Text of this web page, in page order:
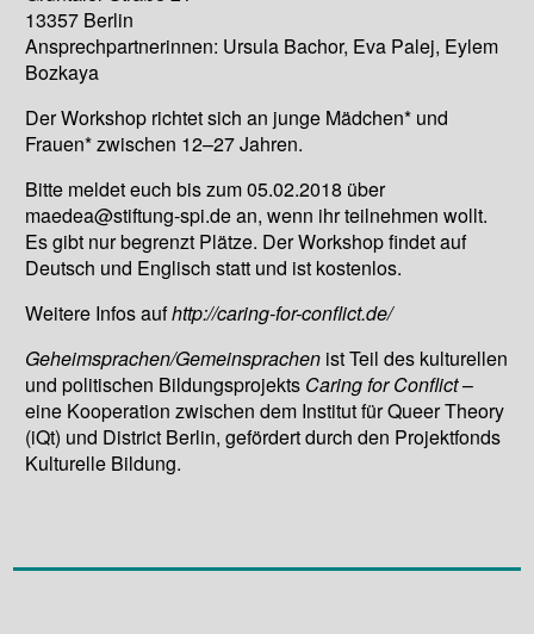
13357 Berlin
Ansprechpartnerinnen: Ursula Bachor, Eva Palej, Eylem
Bozkaya
Der Workshop richtet sich an junge Mädchen* und
Frauen* zwischen 12–27 Jahren.
Bitte meldet euch bis zum 05.02.2018 über
maedea@stiftung-spi.de an, wenn ihr teilnehmen wollt.
Es gibt nur begrenzt Plätze. Der Workshop findet auf
Deutsch und Englisch statt und ist kostenlos.
Weitere Infos aufhttp://caring-for-conflict.de/
Geheimsprachen/Gemeinsprachen ist Teil des kulturellen
und politischen Bildungsprojekts Caring for Conflict–
eine Kooperation zwischen dem Institut für Queer Theory
(iQt) und District Berlin, gefördert durch den Projektfonds
Kulturelle Bildung.